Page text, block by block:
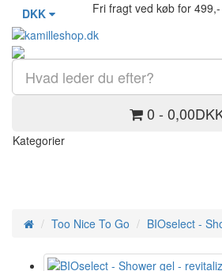
DKK Fri fragt ved køb for 499,-
0 -
Kategorier
Too Nice To Go BIOselect -